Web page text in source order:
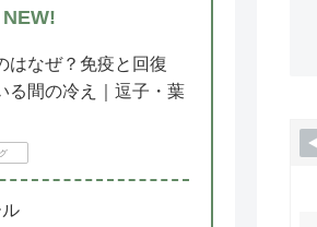
NEW!
はなぜ？免疫と回復
る間の冷え｜逗子・葉